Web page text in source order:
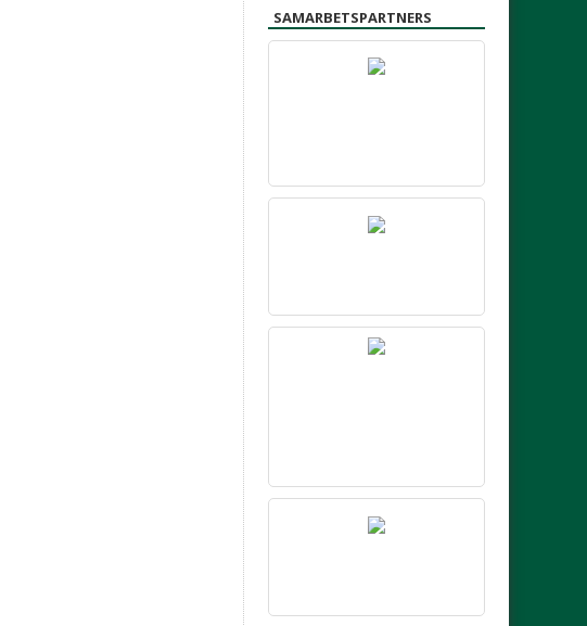
SAMARBETSPARTNERS